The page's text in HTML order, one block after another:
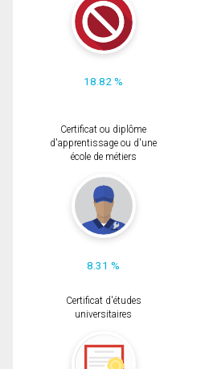
18.82 %
Certificat ou diplôme
d'apprentissage ou d'une
école de métiers
8.31 %
Certificat d'études
universitaires